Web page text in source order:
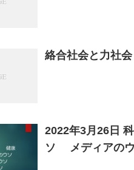
絡合社会と力社
2022年3月26日
ソ メディアの